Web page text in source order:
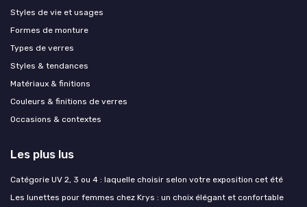
Styles de vie et usages
Formes de monture
Types de verres
Styles & tendances
Matériaux & finitions
Couleurs & finitions de verres
Occasions & contextes
Les plus lus
Catégorie UV 2, 3 ou 4 : laquelle choisir selon votre exposition cet été
Les lunettes pour femmes chez Krys : un choix élégant et confortable